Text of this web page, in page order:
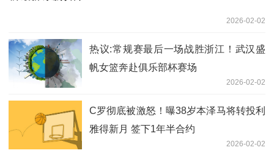
2026-02-02
热议:常规赛最后一场战胜浙江！武汉盛
帆女篮奔赴俱乐部杯赛场
2026-02-02
C罗彻底被激怒！曝38岁本泽马将转投利
雅得新月 签下1年半合约
2026-02-02